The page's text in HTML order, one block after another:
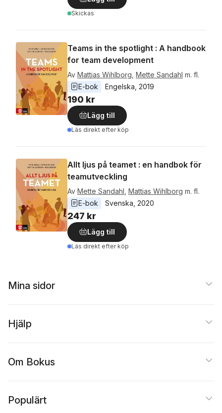
Skickas
Teams in the spotlight : A handbook
for team development
Av Mattias Wihlborg Mette Sandahl m. fl.
E-bok
Engelska 2019
190 kr
Lägg till
Läs direkt efter köp
Allt ljus på teamet : en handbok för
teamutveckling
Av Mette Sandahl Mattias Wihlborg m. fl.
E-bok
Svenska 2020
247 kr
Lägg till
Läs direkt efter köp
Mina sidor
Hjälp
Om Bokus
Populärt